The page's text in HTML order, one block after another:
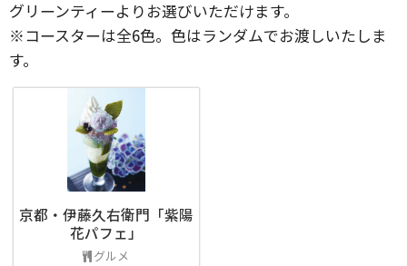
グリーンティーよりお選びいただけます。
※コースターは全6色。色はランダムでお渡しいたしま
す。
京都・伊藤久右衛門「紫陽
花パフェ」
グルメ